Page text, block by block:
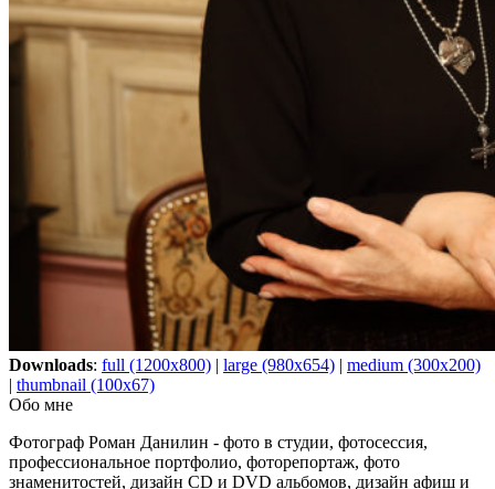
Downloads: full (1200x800) | large (980x654) | medium (300x200)
| thumbnail (100x67)
Обо мне
Фотограф Роман Данилин - фото в студии, фотосессия,
профессиональное портфолио, фоторепортаж, фото
знаменитостей, дизайн CD и DVD альбомов, дизайн афиш и